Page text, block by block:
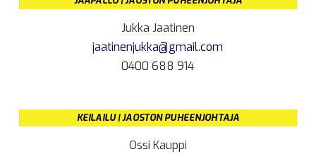
Jukka Jaatinen
jaatinenjukka@gmail.com
0400 688 914
KEILAILU | JAOSTON PUHEENJOHTAJA
Ossi Kauppi